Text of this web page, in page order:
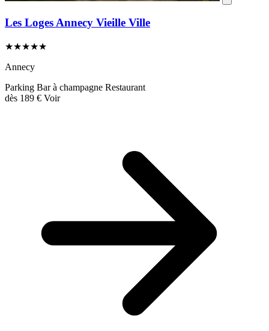
Les Loges Annecy Vieille Ville
★★★★★
Annecy
Parking Bar à champagne Restaurant
dès 189 € Voir